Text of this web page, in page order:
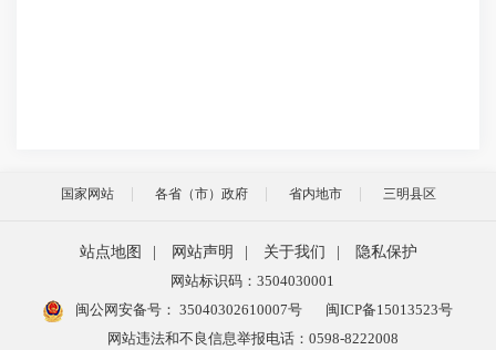
国家网站 各省（市）政府 省内地市 三明县区
站点地图 网站声明 关于我们
隐私保护
网站标识码：3504030001
闽公网安备号： 35040302610007号
闽ICP备15013523号
网站违法和不良信息举报电话：0598-8222008